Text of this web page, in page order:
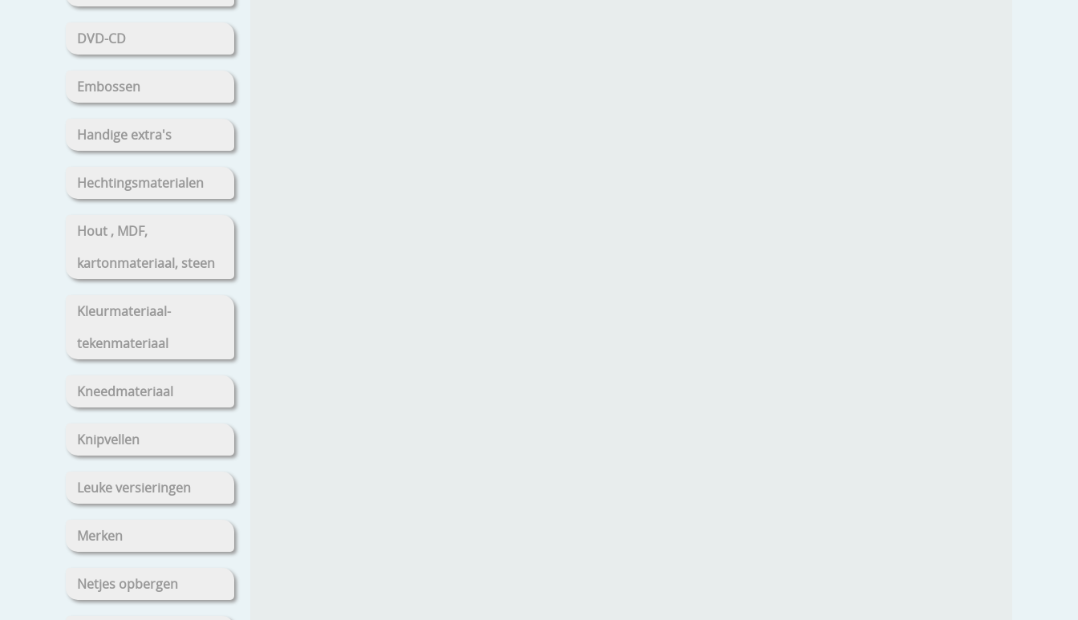
DVD-CD
Embossen
Handige extra's
Hechtingsmaterialen
Hout , MDF,
kartonmateriaal, steen
Kleurmateriaal-
tekenmateriaal
Kneedmateriaal
Knipvellen
Leuke versieringen
Merken
Netjes opbergen